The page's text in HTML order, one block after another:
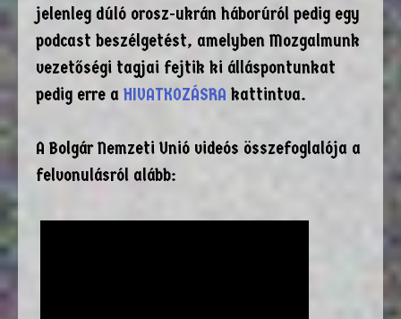
jelenleg dúló orosz-ukrán háborúról pedig egy
podcast beszélgetést, amelyben Mozgalmunk
vezetőségi tagjai fejtik ki álláspontunkat
pedig erre a HIVATKOZÁSRA kattintva.
A Bolgár Nemzeti Unió videós összefoglalója a
felvonulásról alább: